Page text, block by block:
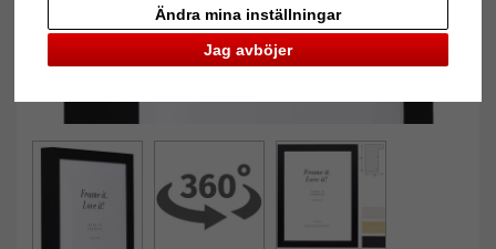
Jag avböjer
Ändra mina inställningar